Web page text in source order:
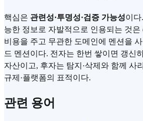
핵심은 관련성·투명성·검증 가능성이
능한 정보로 자발적으로 인용되는 것은
비용을 주고 무관한 도메인에 멘션을
드 멘션이다. 전자는 한번 쌓이면 갱신
자산이고, 후자는 탐지·삭제와 함께 사
규제·플랫폼의 표적이다.
관련 용어